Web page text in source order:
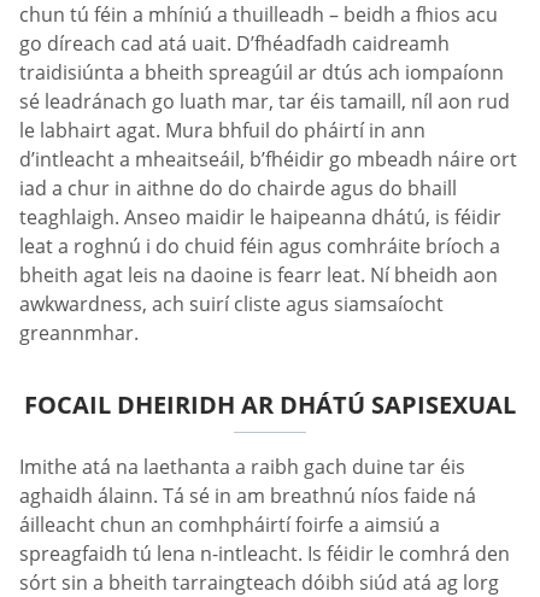
chun tú féin a mhíniú a thuilleadh – beidh a fhios acu
go díreach cad atá uait. D’fhéadfadh caidreamh
traidisiúnta a bheith spreagúil ar dtús ach iompaíonn
sé leadránach go luath mar, tar éis tamaill, níl aon rud
le labhairt agat. Mura bhfuil do pháirtí in ann
d’intleacht a mheaitseáil, b’fhéidir go mbeadh náire ort
iad a chur in aithne do do chairde agus do bhaill
teaghlaigh. Anseo maidir le haipeanna dhátú, is féidir
leat a roghnú i do chuid féin agus comhráite bríoch a
bheith agat leis na daoine is fearr leat. Ní bheidh aon
awkwardness, ach suirí cliste agus siamsaíocht
greannmhar.
FOCAIL DHEIRIDH AR DHÁTÚ SAPISEXUAL
Imithe atá na laethanta a raibh gach duine tar éis
aghaidh álainn. Tá sé in am breathnú níos faide ná
áilleacht chun an comhpháirtí foirfe a aimsiú a
spreagfaidh tú lena n-intleacht. Is féidir le comhrá den
sórt sin a bheith tarraingteach dóibh siúd atá ag lorg